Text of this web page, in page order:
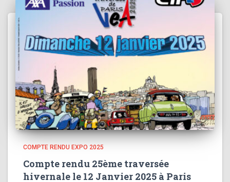
COMPTE RENDU EXPO 2025
Compte rendu 25ème traversée
hivernale le 12 Janvier 2025 à Paris